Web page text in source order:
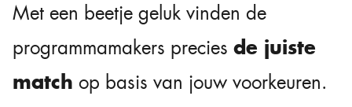
Met een beetje geluk vinden de
programmamakers precies de juiste
match op basis van jouw voorkeuren.